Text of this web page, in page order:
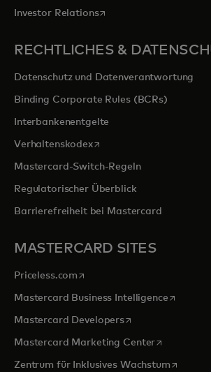
Investor Relationswird in einer neuen
RECHTLICHES &
Datenschutz und Datenverantwortung
Binding Corporate Rules (BCRs)
Interbankenentgelte
Verhaltenskodexwird in einer neuen
Mastercard-Switch-Regeln
Regulatorischer Überblick
Barrierefreiheit bei Mastercard
MASTERCARD SITES
Priceless.com wird in einer neuen
Mastercard Business Intelligencewird in
Mastercard Developerswird in einer
Mastercard Marketing Centerwird in
Zentrum für Inklusives Wachstumwird in